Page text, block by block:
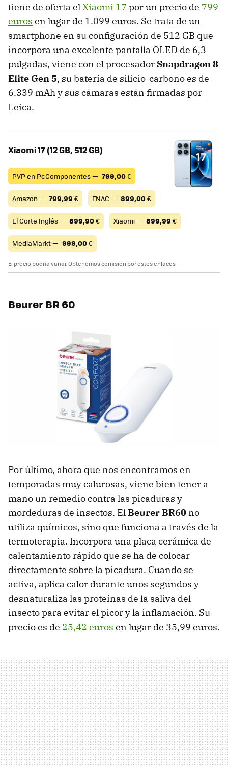
tiene de oferta el Xiaomi 17 por un precio de 799
euros en lugar de 1.099 euros. Se trata de un
smartphone en su configuración de 512 GB que
incorpora una excelente pantalla OLED de 6,3
pulgadas, viene con el procesador Snapdragon 8
Elite Gen 5, su batería de silicio-carbono es de
6.339 mAh y sus cámaras están firmadas por
Leica.
Xiaomi 17 (12 GB, 512 GB)
PVP en PcComponentes — 799,00€
Amazon — 799,99 € FNAC — 899,00€
El Corte Inglés — 899,90€ Xiaomi — 899,99 €
MediaMarkt — 999,00€
El precio podría variar. Obtenemos comisión por estos enlaces
Beurer BR 60
Por último, ahora que nos encontramos en
temporadas muy calurosas, viene bien tener a
mano un remedio contra las picaduras y
mordeduras de insectos. ElBeurer BR60 no
utiliza químicos, sino que funciona a través de la
termoterapia. Incorpora una placa cerámica de
calentamiento rápido que se ha de colocar
directamente sobre la picadura. Cuando se
activa, aplica calor durante unos segundos y
desnaturaliza las proteínas de la saliva del
insecto para evitar el picor y la inflamación. Su
precio es de 25,42 euros en lugar de 35,99 euros.